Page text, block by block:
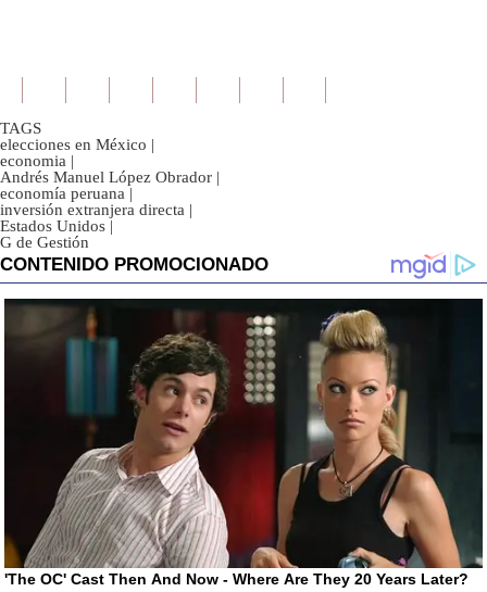
TAGS
elecciones en México |
economia |
Andrés Manuel López Obrador |
economía peruana |
inversión extranjera directa |
Estados Unidos |
G de Gestión